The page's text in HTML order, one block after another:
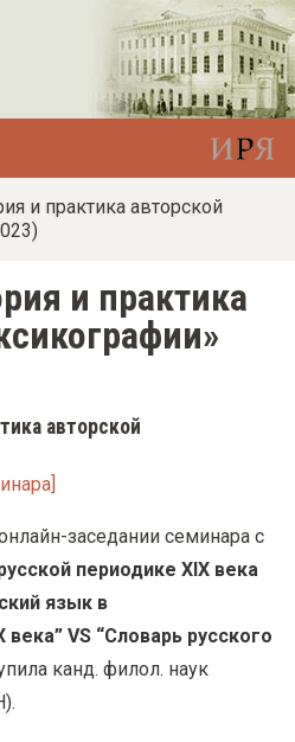
и практика авторской
и практика
авторской
заседании семинара с
периодике XIX века
язык в
VS “Словарь русского
канд. филол. наук